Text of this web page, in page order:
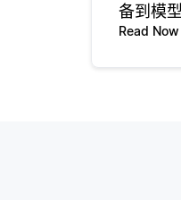
备到模
件包括
Read Now